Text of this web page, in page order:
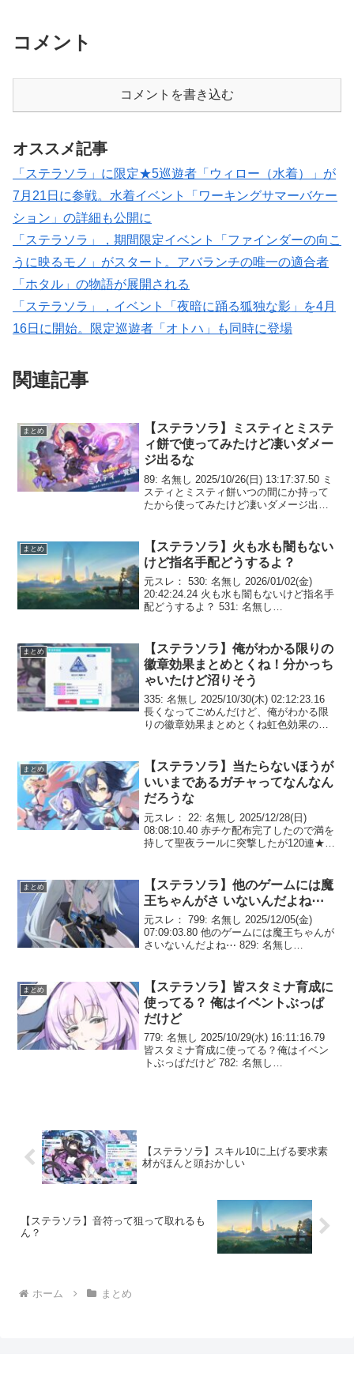
コメント
コメントを書き込む
オススメ記事
「ステラソラ」に限定★5巡遊者「ウィロー（水着）」が
7月21日に参戦。水着イベント「ワーキングサマーバケー
ション」の詳細も公開に
「ステラソラ」，期間限定イベント「ファインダーの向こ
うに映るモノ」がスタート。アバランチの唯一の適合者
「ホタル」の物語が展開される
「ステラソラ」，イベント「夜暗に踊る狐独な影」を4月
16日に開始。限定巡遊者「オトハ」も同時に登場
関連記事
まとめ
【ステラソラ】ミスティとミステ
ィ餅で使ってみたけど凄いダメー
ジ出るな
89: 名無し 2025/10/26(日) 13:17:37.50 ミ
スティとミスティ餅いつの間にか持って
たから使ってみたけど凄いダメージ出る
まとめ
【ステラソラ】火も水も闇もない
けど指名手配どうするよ？
元スレ： 530: 名無し 2026/01/02(金)
20:42:24.24 火も水も闇もないけど指名手
配どうするよ？ 531: 名無し
まとめ
【ステラソラ】俺がわかる限りの
徽章効果まとめとくね！分かっち
ゃいたけど沼りそう
335: 名無し 2025/10/30(木) 02:12:23.16
長くなってごめんだけど、俺がわかる限
りの徽章効果まとめとくね虹色効果の数
ないっぽい 1.三角Lv7...
まとめ
【ステラソラ】当たらないほうが
いいまであるガチャってなんなん
だろうな
元スレ： 22: 名無し 2025/12/28(日)
08:08:10.40 赤チケ配布完了したので満を
持して聖夜ラールに突撃したが120連★5
120連あたりの緊張...
まとめ
【ステラソラ】他のゲームには魔
王ちゃんがさ いないんだよね⋯
元スレ： 799: 名無し 2025/12/05(金)
07:09:03.80 他のゲームには魔王ちゃんが
さいないんだよね⋯ 829: 名無し
まとめ
【ステラソラ】皆スタミナ育成に
使ってる？ 俺はイベントぶっぱ
だけど
779: 名無し 2025/10/29(水) 16:11:16.79
皆スタミナ育成に使ってる？俺はイベン
トぶっぱだけど 782: 名無し
【ステラソラ】スキル10に上げる要求素
材がほんと頭おかしい
【ステラソラ】音符って狙って取れるも
ん？
ホーム まとめ